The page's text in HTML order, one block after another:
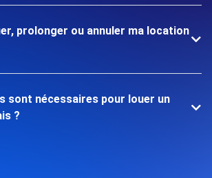
prolonger ou annuler ma location
sont nécessaires pour louer un
?